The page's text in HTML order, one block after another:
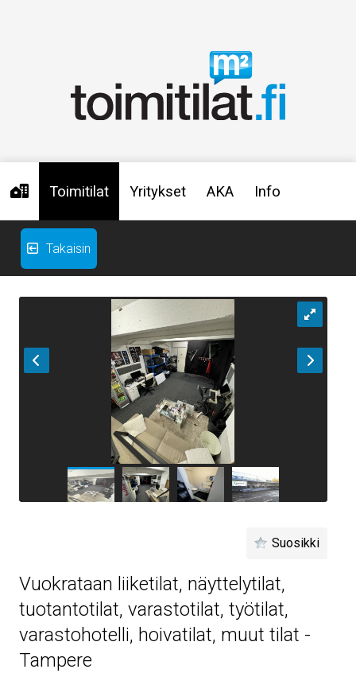
Toimitilat Yritykset AKA Info
Takaisin
Suosikki
Vuokrataan liiketilat, näyttelytilat,
tuotantotilat, varastotilat, työtilat,
varastohotelli, hoivatilat, muut tilat -
Tampere